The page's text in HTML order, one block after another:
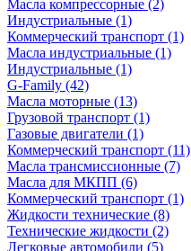
Масла компрессорные (2)
Индустриальные (1)
Коммерческий транспорт (1)
Масла индустриальные (1)
Индустриальные (1)
G-Family (42)
Масла моторные (13)
Грузовой транспорт (1)
Газовые двигатели (1)
Коммерческий транспорт (11)
Масла трансмиссионные (7)
Масла для МКПП (6)
Коммерческий транспорт (1)
Жидкости технические (8)
Технические жидкости (2)
Легковые автомобили (5)